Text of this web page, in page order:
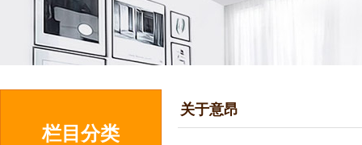
栏目分类
关于意昂